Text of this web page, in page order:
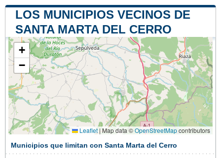
LOS MUNICIPIOS VECINOS DE
SANTA MARTA DEL CERRO
+
−
Leaflet | Map data ©OpenStreetMapcontributors
Municipios que limitan con Santa Marta del Cerro